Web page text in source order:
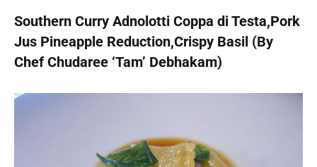
Southern Curry Adnolotti Coppa di Testa,Pork
Jus Pineapple Reduction,Crispy Basil (By
Chef Chudaree ‘Tam’ Debhakam)